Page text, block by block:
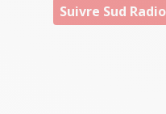
Suivre Sud Radio